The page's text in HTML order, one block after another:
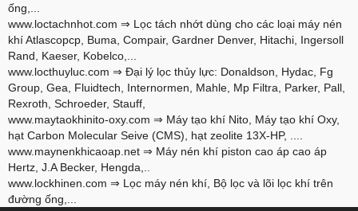
ống,...
www.loctachnhot.com ⇒ Lọc tách nhớt dùng cho các loại máy nén
khí Atlascopcp, Buma, Compair, Gardner Denver, Hitachi, Ingersoll
Rand, Kaeser, Kobelco,...
www.locthuyluc.com ⇒ Đại lý lọc thủy lực: Donaldson, Hydac, Fg
Group, Gea, Fluidtech, Internormen, Mahle, Mp Filtra, Parker, Pall,
Rexroth, Schroeder, Stauff,
www.maytaokhinito-oxy.com ⇒ Máy tạo khí Nito, Máy tạo khí Oxy,
hạt Carbon Molecular Seive (CMS), hạt zeolite 13X-HP, ....
www.maynenkhicaoap.net ⇒ Máy nén khí piston cao áp cao áp
Hertz, J.A Becker, Hengda,..
www.lockhinen.com ⇒ Lọc máy nén khí, Bộ lọc và lõi lọc khí trên
đường ống,...